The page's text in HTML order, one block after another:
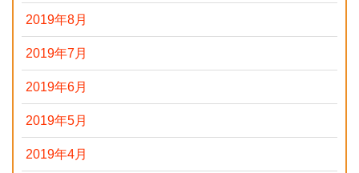
2019年8月
2019年7月
2019年6月
2019年5月
2019年4月